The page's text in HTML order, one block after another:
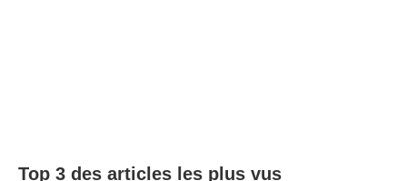
Top 3 des articles les plus vus